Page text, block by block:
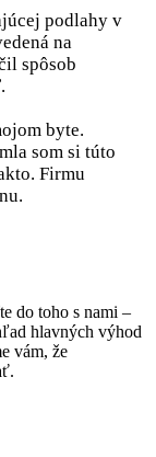
podlahy v
na
spôsob
byte.
som si túto
Firmu
do toho s nami –
hlavných výhod
vám, že